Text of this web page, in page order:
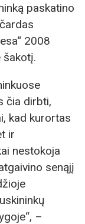
paskatino
2008
šakotį.
čia dirbti,
kad kurortas
ir
nestokoja
senąjį
–